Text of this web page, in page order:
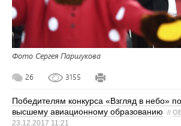
Фото Сергея Паршукова
26 3155
Победителям конкурса «Взгляд в небо»
высшему авиационному образованию
//
23.12.2017 11:21